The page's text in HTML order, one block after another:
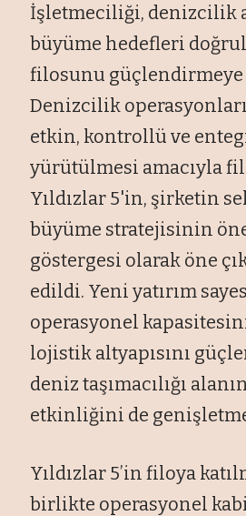
İşletmeciliği, denizcilik
büyüme hedefleri
filosunu güçlendirmeye
Denizcilik
etkin, kontrollü ve
yürütülmesi amacıyla
Yıldızlar 5'in, şirketin
büyüme stratejisinin
göstergesi olarak öne
edildi. Yeni yatırım
operasyonel
lojistik altyapısını
deniz taşımacılığı
etkinliğini de
Yıldızlar 5’in filoya
birlikte operasyonel